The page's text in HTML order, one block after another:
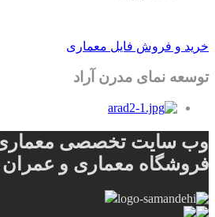
خرید و فروش فایل معماری
توسعه نمای مدرن آراد
وب سایت تخصصی
فروشگاه معماری و عمران 98